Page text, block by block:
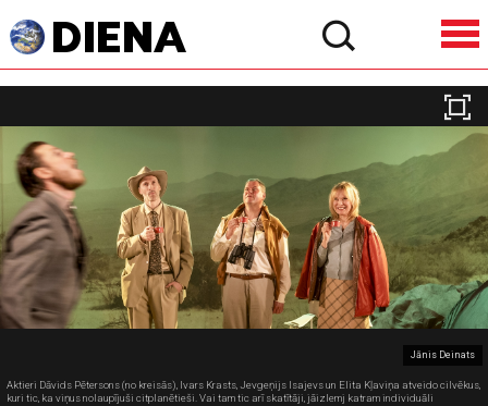
Jānis Deinats
Aktieri Dāvids Pētersons (no kreisās), Ivars Krasts, Jevgeņijs Isajevs un Elita Kļaviņa atveido cilvēkus,
kuri tic, ka viņus nolaupījuši citplanētieši. Vai tam tic arī skatītāji, jāizlemj katram individuāli